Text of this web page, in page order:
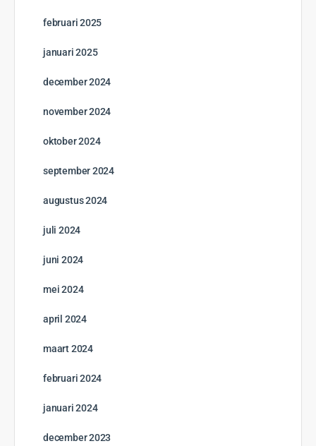
februari 2025
januari 2025
december 2024
november 2024
oktober 2024
september 2024
augustus 2024
juli 2024
juni 2024
mei 2024
april 2024
maart 2024
februari 2024
januari 2024
december 2023